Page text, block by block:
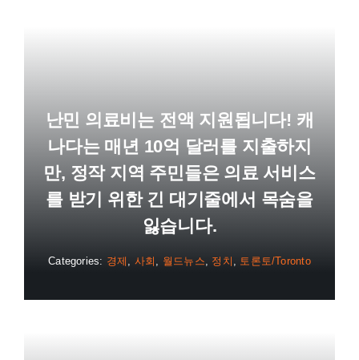
난민 의료비는 전액 지원됩니다! 캐
나다는 매년 10억 달러를 지출하지
만, 정작 지역 주민들은 의료 서비스
를 받기 위한 긴 대기줄에서 목숨을
잃습니다.
Categories: 경제 사회 월드뉴스 정치 토론토/Toronto